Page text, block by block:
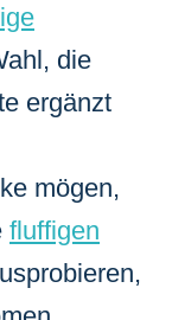
die
ergänzt
mögen,
fluffigen